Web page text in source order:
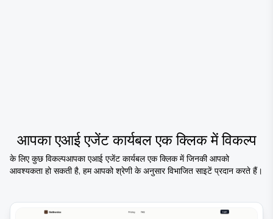
आपका एआई एजेंट कार्यबल एक क्लिक मेंविकल्प
के लिए कुछ विकल्पआपका एआई एजेंट कार्यबल एक क्लिक मेंजिनकी आपको
आवश्यकता हो सकती है, हम आपको श्रेणी के अनुसार विभाजित साइटें प्रदान करते हैं।